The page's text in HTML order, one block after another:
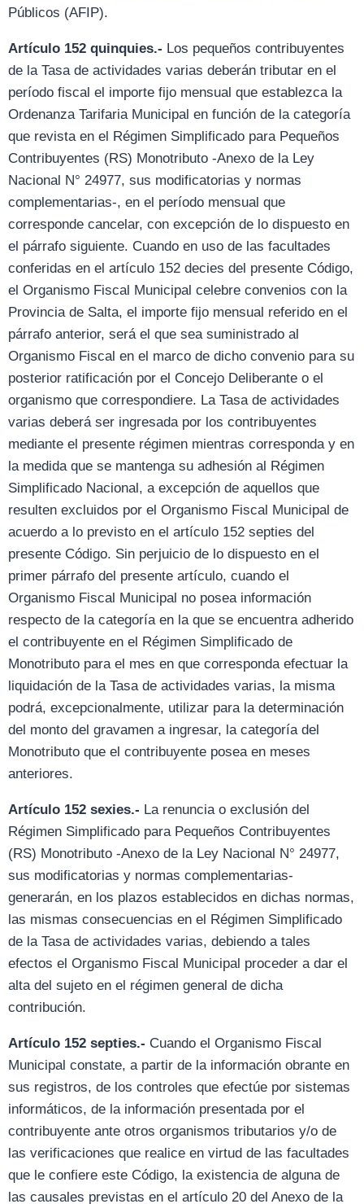
Públicos (AFIP).
Artículo 152 quinquies.- Los pequeños contribuyentes
de la Tasa de actividades varias deberán tributar en el
período fiscal el importe fijo mensual que establezca la
Ordenanza Tarifaria Municipal en función de la categoría
que revista en el Régimen Simplificado para Pequeños
Contribuyentes (RS) Monotributo -Anexo de la Ley
Nacional N° 24977, sus modificatorias y normas
complementarias-, en el período mensual que
corresponde cancelar, con excepción de lo dispuesto en
el párrafo siguiente. Cuando en uso de las facultades
conferidas en el artículo 152 decies del presente Código,
el Organismo Fiscal Municipal celebre convenios con la
Provincia de Salta, el importe fijo mensual referido en el
párrafo anterior, será el que sea suministrado al
Organismo Fiscal en el marco de dicho convenio para su
posterior ratificación por el Concejo Deliberante o el
organismo que correspondiere. La Tasa de actividades
varias deberá ser ingresada por los contribuyentes
mediante el presente régimen mientras corresponda y en
la medida que se mantenga su adhesión al Régimen
Simplificado Nacional, a excepción de aquellos que
resulten excluidos por el Organismo Fiscal Municipal de
acuerdo a lo previsto en el artículo 152 septies del
presente Código. Sin perjuicio de lo dispuesto en el
primer párrafo del presente artículo, cuando el
Organismo Fiscal Municipal no posea información
respecto de la categoría en la que se encuentra adherido
el contribuyente en el Régimen Simplificado de
Monotributo para el mes en que corresponda efectuar la
liquidación de la Tasa de actividades varias, la misma
podrá, excepcionalmente, utilizar para la determinación
del monto del gravamen a ingresar, la categoría del
Monotributo que el contribuyente posea en meses
anteriores.
Artículo 152 sexies.- La renuncia o exclusión del
Régimen Simplificado para Pequeños Contribuyentes
(RS) Monotributo -Anexo de la Ley Nacional N° 24977,
sus modificatorias y normas complementarias-
generarán, en los plazos establecidos en dichas normas,
las mismas consecuencias en el Régimen Simplificado
de la Tasa de actividades varias, debiendo a tales
efectos el Organismo Fiscal Municipal proceder a dar el
alta del sujeto en el régimen general de dicha
contribución.
Artículo 152 septies.- Cuando el Organismo Fiscal
Municipal constate, a partir de la información obrante en
sus registros, de los controles que efectúe por sistemas
informáticos, de la información presentada por el
contribuyente ante otros organismos tributarios y/o de
las verificaciones que realice en virtud de las facultades
que le confiere este Código, la existencia de alguna de
las causales previstas en el artículo 20 del Anexo de la